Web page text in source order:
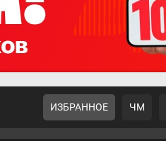
ИЗБРАННОЕ ЧМ